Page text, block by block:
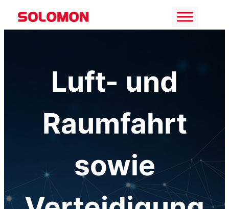
Zum
Inhalt
Luft- und
Raumfahrt
sowie